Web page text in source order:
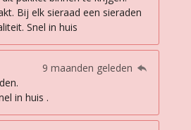
Bij elk sieraad een sieraden
Snel in huis
9 maanden geleden
in huis .